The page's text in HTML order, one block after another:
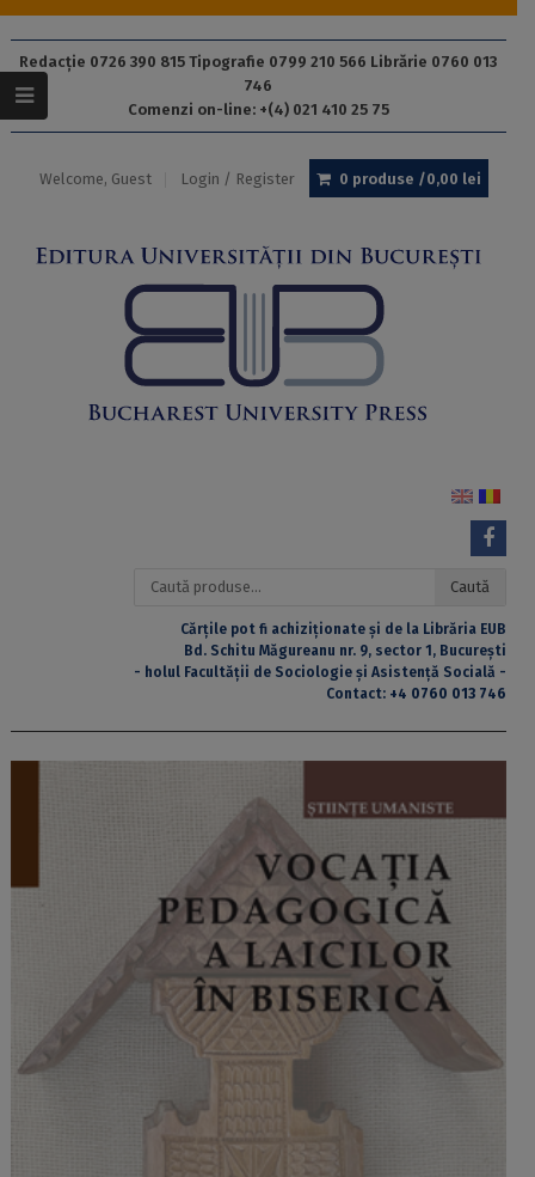
Redacție 0726 390 815 Tipografie 0799 210 566 Librărie 0760 013
746
Comenzi on-line: +(4) 021 410 25 75
Welcome, Guest Login / Register 0 produse /0,00 lei
Caută
Caută
Cărțile pot fi achiziționate și de la Librăria EUB
Bd. Schitu Măgureanu nr. 9, sector 1, București
- holul Facultății de Sociologie și Asistență Socială -
Contact: +4 0760 013 746